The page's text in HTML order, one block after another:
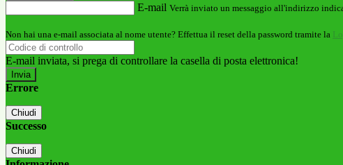
E-mail Verrà inviato un messaggio all'indirizzo
Non hai una e-mail associata al nome utente? Effettua il reset della password tramite la
E-mail inviata, si prega di controllare la casella di posta elettronica!
Errore
Chiudi
Successo
Chiudi